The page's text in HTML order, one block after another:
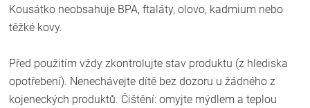
Kousátko neobsahuje BPA, ftaláty, olovo, kadmium nebo
těžké kovy.
Před použitím vždy zkontrolujte stav produktu (z hlediska
opotřebení). Nenechávejte dítě bez dozoru u žádného z
kojeneckých produktů. Čištění: omyjte mýdlem a teplou